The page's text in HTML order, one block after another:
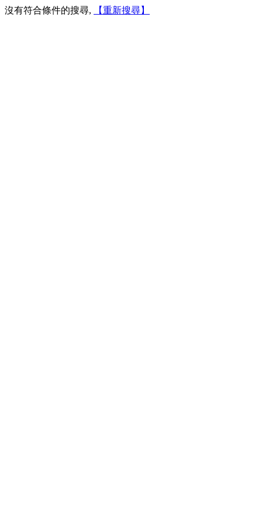
沒有符合條件的搜尋, 【重新搜尋】